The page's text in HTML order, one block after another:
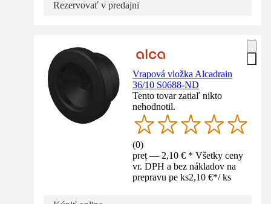
Rezervovať v predajni
Vrapová vložka Alcadrain
36/10 S0688-ND
Tento tovar zatiaľ nikto
nehodnotil.
(0)
preț — 2,10 € * Všetky ceny
vr. DPH a bez nákladov na
prepravu pe ks2,10 €*/ ks